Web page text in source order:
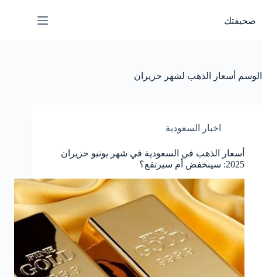
المحتوى
صحيفتك
الوسم أسعار الذهب لشهر حزيران
اخبار السعودية
أسعار الذهب في السعودية في شهر يونيو حزيران
2025: سينخفض أم سيرتفع؟